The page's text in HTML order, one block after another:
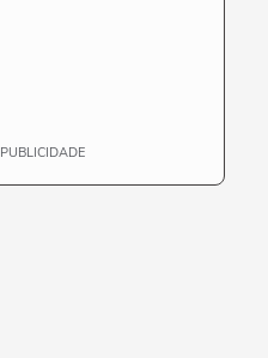
PUBLICIDADE